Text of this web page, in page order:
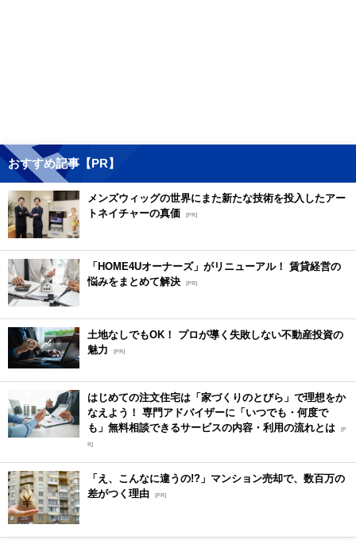
おすすめ記事【PR】
メンズウィッグの世界にまた新たな技術を投入したアー
トネイチャーの真価 [PR]
「HOME4Uオーナーズ」がリニューアル！ 賃貸経営の
悩みをまとめて解決 [PR]
土地なしでもOK！ プロが導く失敗しない不動産投資の
魅力
[PR]
はじめての注文住宅は「家づくりのとびら」で理想をか
なえよう！ 専門アドバイザーに「いつでも・何度で
も」無料相談できるサービスの内容・利用の流れとは [P
R]
「え、こんなに違うの!?」マンション売却で、数百万の
差がつく理由 [PR]